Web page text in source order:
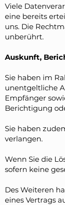
Viele
eine bereits
uns. Die
unberührt.
Auskunft,
Sie haben im
unentgeltliche
Empfänger
Berichtigung
Sie haben
verlangen.
Wenn Sie die
sofern keine
Des Weiteren
eines Vertrags